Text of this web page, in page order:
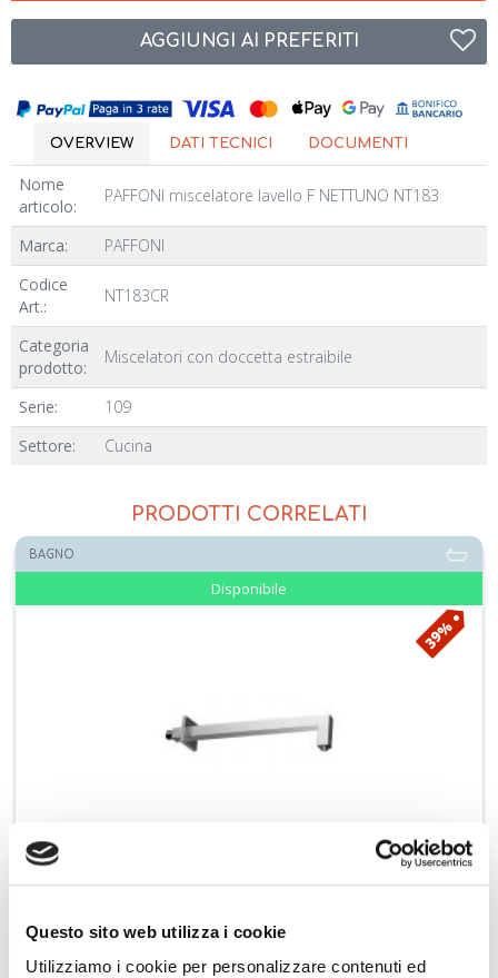
Questo sito web utilizza i cookie
Utilizziamo i cookie per personalizzare contenuti ed
AGGIUNGI AI PREFERITI
OVERVIEW DATI TECNICI DOCUMENTI
Nome
articolo:
PAFFONI miscelatore lavello F NETTUNO NT183
Marca:
PAFFONI
Codice
Art.:
NT183CR
Categoria
prodotto:
Miscelatori con doccetta estraibile
Serie:
109
Settore:
Cucina
PRODOTTI CORRELATI
preferitiprodotto al carrello
€ 104,27
BAGNO
Aggiungi ai